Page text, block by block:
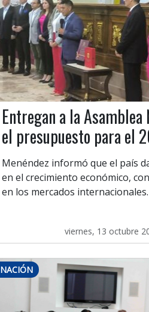
Entregan a la Asamblea
el presupuesto para el
Menéndez informó que el país
en el crecimiento económico,
en los mercados internacionales.
viernes, 13 octubre
NACIÓN